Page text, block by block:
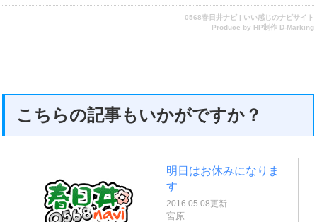
0568春日井ナビ | いい感じのナビサイト
Produce by HP制作 D-Marking
こちらの記事もいかがですか？
明日はお休みになりま
す
2016.05.08更新
宮原